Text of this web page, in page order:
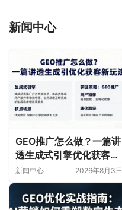
新闻中心
GEO推广怎么做？一篇讲
透生成式引擎优化获客新
玩法
新闻中心 2026年8月3日